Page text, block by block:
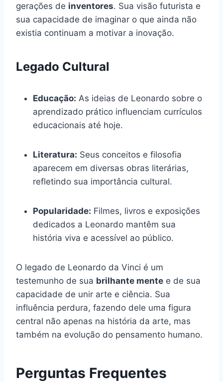
gerações de inventores. Sua visão futurista e
sua capacidade de imaginar o que ainda não
existia continuam a motivar a inovação.
Legado Cultural
Educação: As ideias de Leonardo sobre o
aprendizado prático influenciam currículos
educacionais até hoje.
Literatura: Seus conceitos e filosofia
aparecem em diversas obras literárias,
refletindo sua importância cultural.
Popularidade: Filmes, livros e exposições
dedicados a Leonardo mantêm sua
história viva e acessível ao público.
O legado de Leonardo da Vinci é um
testemunho de sua brilhante mente e de sua
capacidade de unir arte e ciência. Sua
influência perdura, fazendo dele uma figura
central não apenas na história da arte, mas
também na evolução do pensamento humano.
Perguntas Frequentes